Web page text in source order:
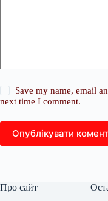
Save my name, email
next time I comment.
Опублікувати
Про сайт